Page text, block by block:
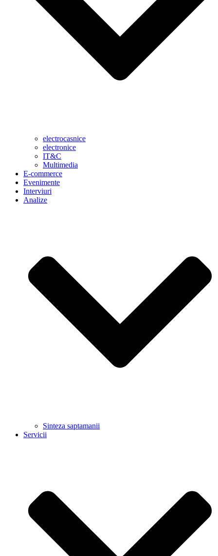
electrocasnice
electronice
IT&C
Multimedia
E-commerce
Evenimente
Interviuri
Analize
Sinteza saptamanii
Servicii